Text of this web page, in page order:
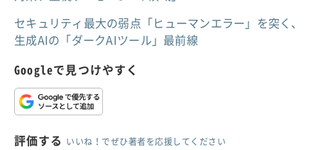
セキュリティ最大の弱点「ヒューマンエラー」を突く、
生成AIの「ダークAIツール」最前線
Googleで見つけやすく
評価する いいね！でぜひ著者を応援してください